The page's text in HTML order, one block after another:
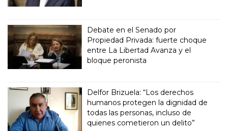
Debate en el Senado por
Propiedad Privada: fuerte choque
entre La Libertad Avanza y el
bloque peronista
Delfor Brizuela: “Los derechos
humanos protegen la dignidad de
todas las personas, incluso de
quienes cometieron un delito”